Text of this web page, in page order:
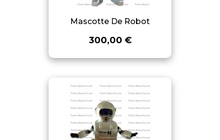
Mascotte De Robot
300,00 €